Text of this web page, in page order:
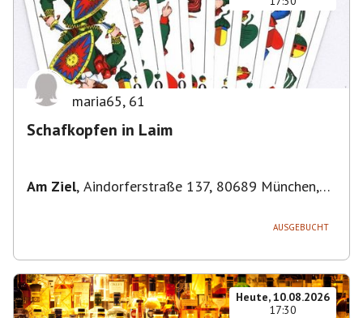
maria65, 61
Schafkopfen in Laim
Am Ziel, Aindorferstraße 137, 80689 München,
AUSGEBUCHT
Heute, 10.08.2026
17:30